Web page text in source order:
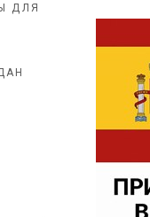
ДЛЯ